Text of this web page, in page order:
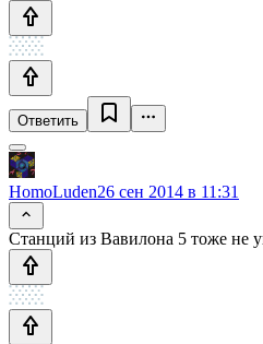
Ответить
HomoLuden26 сен 2014 в 11:31
Станций из Вавилона 5 тоже не